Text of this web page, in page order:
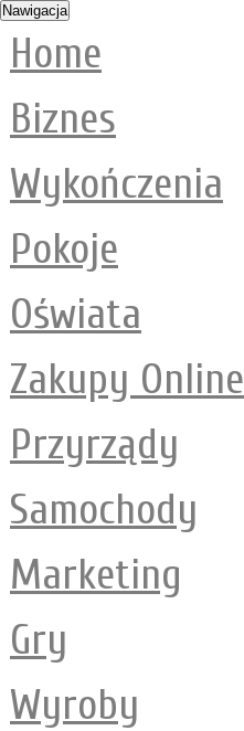
Nawigacja
Home
Biznes
Wykończenia
Pokoje
Oświata
Zakupy Online
Przyrządy
Samochody
Marketing
Gry
Wyroby